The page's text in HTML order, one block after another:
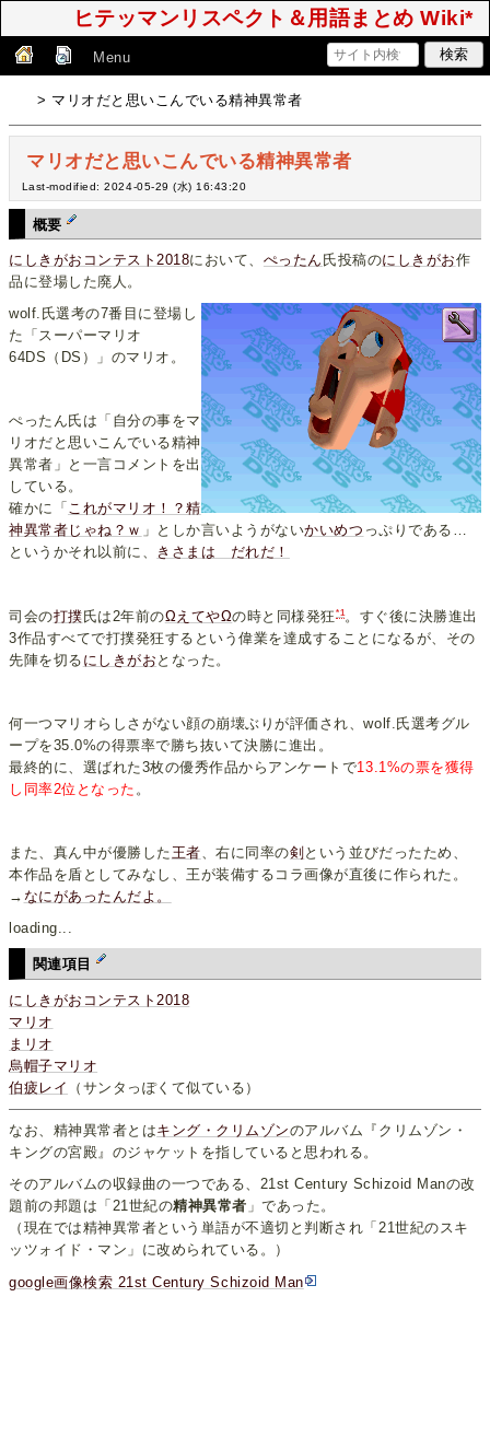
ヒテッマンリスペクト＆用語まとめ Wiki*
Menu
> マリオだと思いこんでいる精神異常者
マリオだと思いこんでいる精神異常者
Last-modified: 2024-05-29 (水) 16:43:20
概要
にしきがおコンテスト2018において、 ぺったん 氏投稿のにしきがお作
品に登場した廃人。
wolf.氏選考の7番目に登場し
た「スーパーマリオ
64DS（DS）」のマリオ。
ぺったん氏は「自分の事をマ
リオだと思いこんでいる精神
異常者」と一言コメントを出
している。
確かに「 これがマリオ！？精
神異常者じゃね？ｗ 」としか言いようがないかいめつ っぷりである…
というかそれ以前に、
きさまは だれだ！
司会の打撲氏は2年前のΩえてやΩの時と同様発狂 *1。すぐ後に決勝進出
3作品すべてで打撲発狂するという偉業を達成することになるが、その
先陣を切る にしきがお となった。
何一つマリオらしさがない顔の崩壊ぶりが評価され、wolf.氏選考グル
ープを35.0%の得票率で勝ち抜いて決勝に進出。
最終的に、選ばれた3枚の優秀作品からアンケートで13.1%の票を獲得
し同率2位となった 。
また、真ん中が優勝した王者、右に同率の剣 という並びだったため、
本作品を盾としてみなし、王が装備するコラ画像が直後に作られた。
→ なにがあったんだよ。
loading...
関連項目
にしきがおコンテスト2018
マリオ
まリオ
烏帽子マリオ
伯疲レイ
（サンタっぽくて似ている）
なお、精神異常者とはキング・クリムゾンのアルバム『クリムゾン・
キングの宮殿』のジャケットを指していると思われる。
そのアルバムの収録曲の一つである、21st Century Schizoid Manの改
題前の邦題は「21世紀の精神異常者 」であった。
（現在では精神異常者という単語が不適切と判断され「21世紀のスキ
ッツォイド・マン」に改められている。）
google画像検索 21st Century Schizoid Man